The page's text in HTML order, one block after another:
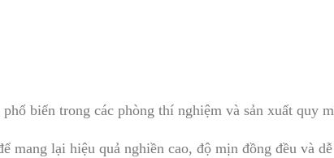
biến trong các phòng thí nghiệm và sản xuất quy
mang lại hiệu quả nghiền cao, độ mịn đồng đều và